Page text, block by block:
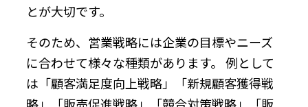
とが大切です。
そのため、営業戦略には企業の目標やニーズ
に合わせて様々な種類があります。 例として
は「顧客満足度向上戦略」「新規顧客獲得戦